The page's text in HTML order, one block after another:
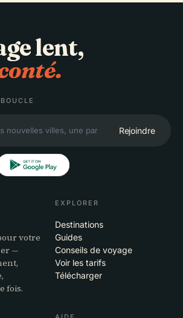
lent,
Rejoindre
votre
—
fois.
EXPLORER
Destinations
Guides
Conseils de voyage
Voir les tarifs
Télécharger